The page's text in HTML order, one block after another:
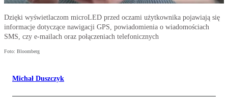
Dzięki wyświetlaczom microLED przed oczami użytkownika pojawiają się
informacje dotyczące nawigacji GPS, powiadomienia o wiadomościach
SMS, czy e-mailach oraz połączeniach telefonicznych
Foto: Bloomberg
Michał Duszczyk